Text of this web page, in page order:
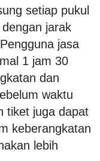
setiap pukul
jarak
jasa
1 jam 30
dan
waktu
tiket juga dapat
keberangkatan
lebih